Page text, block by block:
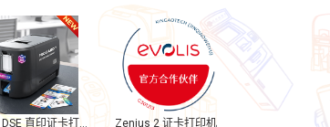
直印证卡打印
Zenius 2 证卡打印机